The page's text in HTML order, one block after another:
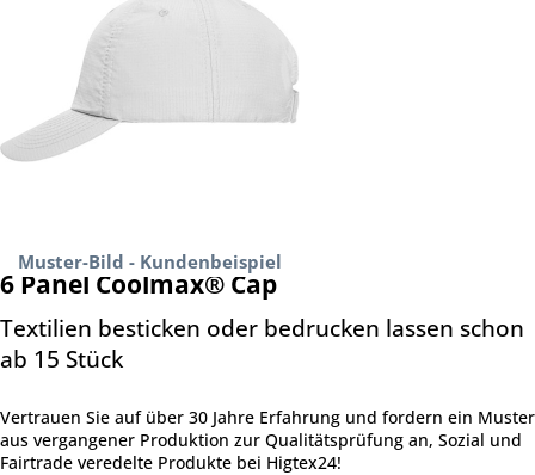
Muster-Bild - Kundenbeispiel
6 Panel Coolmax® Cap
Textilien besticken oder bedrucken lassen schon
ab 15 Stück
Vertrauen Sie auf über 30 Jahre Erfahrung und fordern ein Muster
aus vergangener Produktion zur Qualitätsprüfung an, Sozial und
Fairtrade veredelte Produkte bei Higtex24!